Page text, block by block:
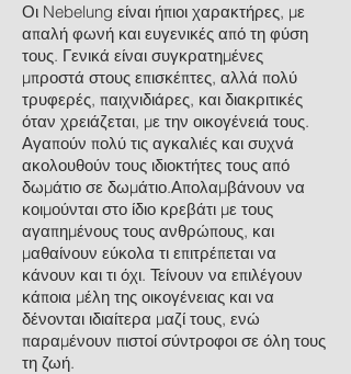
Οι Nebelung είναι ήπιοι χαρακτήρες, με
απαλή φωνή και ευγενικές από τη φύση
τους. Γενικά είναι συγκρατημένες
μπροστά στους επισκέπτες, αλλά πολύ
τρυφερές, παιχνιδιάρες, και διακριτικές
όταν χρειάζεται, με την οικογένειά τους.
Αγαπούν πολύ τις αγκαλιές και συχνά
ακολουθούν τους ιδιοκτήτες τους από
δωμάτιο σε δωμάτιο.Απολαμβάνουν να
κοιμούνται στο ίδιο κρεβάτι με τους
αγαπημένους τους ανθρώπους, και
μαθαίνουν εύκολα τι επιτρέπεται να
κάνουν και τι όχι. Τείνουν να επιλέγουν
κάποια μέλη της οικογένειας και να
δένονται ιδιαίτερα μαζί τους, ενώ
παραμένουν πιστοί σύντροφοι σε όλη τους
τη ζωή.